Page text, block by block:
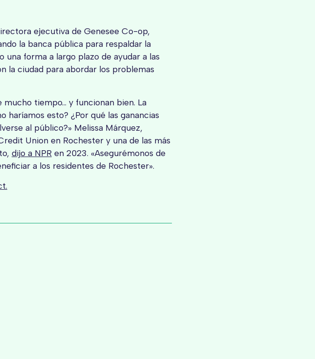
ejecutiva de Genesee Co-op,
la banca pública para respaldar la
forma a largo plazo de ayudar a las
la ciudad para abordar los problemas
tiempo... y funcionan bien. La
haríamos esto? ¿Por qué las ganancias
al público?» Melissa Márquez,
Union en Rochester y una de las más
dijo a NPR en 2023. «Asegurémonos de
a los residentes de Rochester».